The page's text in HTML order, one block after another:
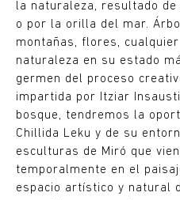
la naturaleza, resultado
o por la orilla del mar.
montañas, flores,
naturaleza en su estado
germen del proceso
impartida por Itziar
bosque, tendremos la
Chillida Leku y de su
esculturas de Miró que
temporalmente en el
espacio artístico y natural